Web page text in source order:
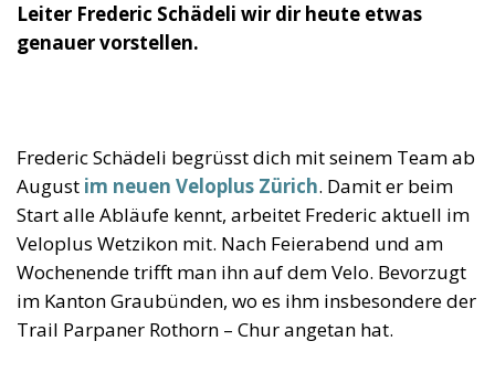
Leiter Frederic Schädeli wir dir heute etwas
genauer vorstellen.
Frederic Schädeli begrüsst dich mit seinem Team ab
August im neuen Veloplus Zürich. Damit er beim
Start alle Abläufe kennt, arbeitet Frederic aktuell im
Veloplus Wetzikon mit. Nach Feierabend und am
Wochenende trifft man ihn auf dem Velo. Bevorzugt
im Kanton Graubünden, wo es ihm insbesondere der
Trail Parpaner Rothorn – Chur angetan hat.